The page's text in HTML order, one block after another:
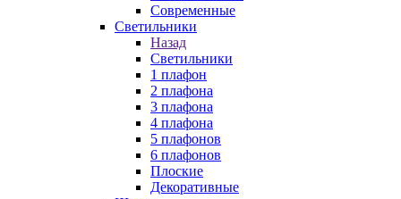
Современные
Светильники
Назад
Светильники
1 плафон
2 плафона
3 плафона
4 плафона
5 плафонов
6 плафонов
Плоские
Декоративные